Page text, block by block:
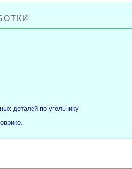
деталей по угольнику